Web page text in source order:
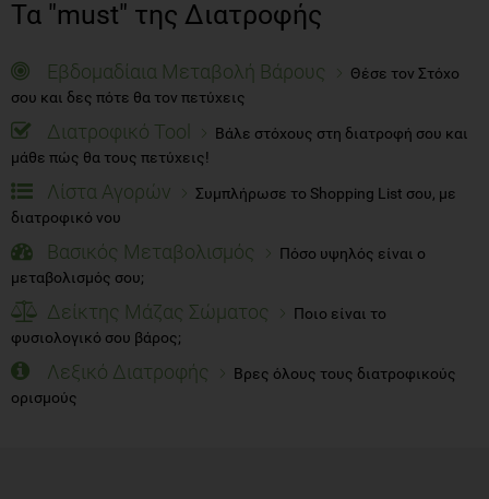
Τα "must" της Διατροφής
Εβδομαδίαια Μεταβολή Βάρους
Θέσε τον Στόχο
σου και δες πότε θα τον πετύχεις
Διατροφικό Tool
Βάλε στόχους στη διατροφή σου και
μάθε πώς θα τους πετύχεις!
Λίστα Αγορών
Συμπλήρωσε το Shopping List σου, με
διατροφικό νου
Βασικός Μεταβολισμός
Πόσο υψηλός είναι ο
μεταβολισμός σου;
Δείκτης Μάζας Σώματος
Ποιο είναι το
φυσιολογικό σου βάρος;
Λεξικό Διατροφής
Βρες όλους τους διατροφικούς
ορισμούς